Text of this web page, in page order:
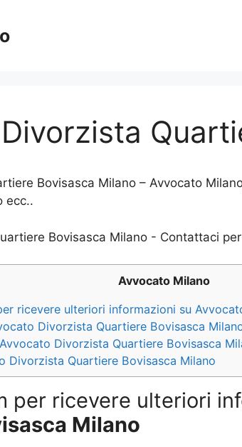
Bovisasca Milano – Avvocato
ecc..
Avvocato Milano
ricevere ulteriori informazioni su
Divorzista Quartiere Bovisasca
Divorzista Quartiere Bovisasca
Divorzista Quartiere Bovisasca Milano
per ricevere ulteriori
Milano